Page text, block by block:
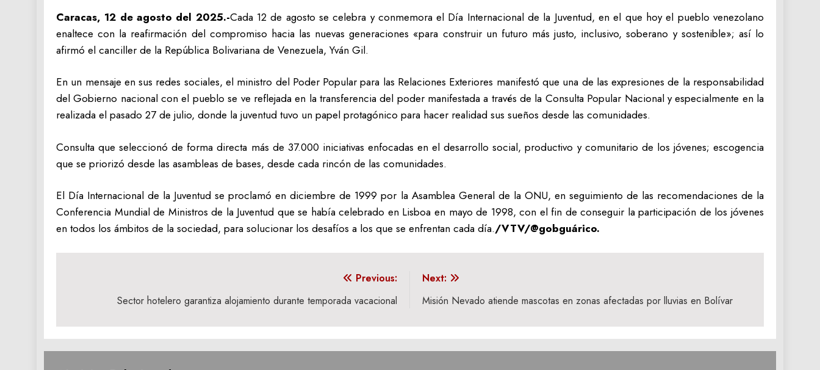
Caracas, 12 de agosto del 2025.-Cada 12 de agosto se celebra y conmemora el Día Internacional de la Juventud, en el que hoy el pueblo venezolano
enaltece con la reafirmación del compromiso hacia las nuevas generaciones «para construir un futuro más justo, inclusivo, soberano y sostenible»; así lo
afirmó el canciller de la República Bolivariana de Venezuela, Yván Gil.
En un mensaje en sus redes sociales, el ministro del Poder Popular para las Relaciones Exteriores manifestó que una de las expresiones de la responsabilidad
del Gobierno nacional con el pueblo se ve reflejada en la transferencia del poder manifestada a través de la Consulta Popular Nacional y especialmente en la
realizada el pasado 27 de julio, donde la juventud tuvo un papel protagónico para hacer realidad sus sueños desde las comunidades.
Consulta que seleccionó de forma directa más de 37.000 iniciativas enfocadas en el desarrollo social, productivo y comunitario de los jóvenes; escogencia
que se priorizó desde las asambleas de bases, desde cada rincón de las comunidades.
El Día Internacional de la Juventud se proclamó en diciembre de 1999 por la Asamblea General de la ONU, en seguimiento de las recomendaciones de la
Conferencia Mundial de Ministros de la Juventud que se había celebrado en Lisboa en mayo de 1998, con el fin de conseguir la participación de los jóvenes
en todos los ámbitos de la sociedad, para solucionar los desafíos a los que se enfrentan cada día./VTV/@gobguárico.
entradas
Previous:
Sector hotelero garantiza alojamiento durante temporada vacacional
Next:
Misión Nevado atiende mascotas en zonas afectadas por lluvias en Bolívar